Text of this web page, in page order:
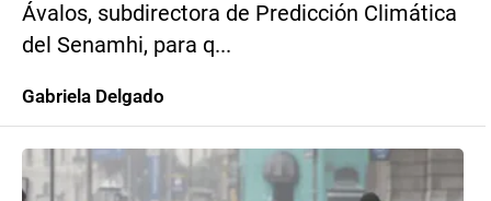
Ávalos, subdirectora de Predicción Climática
del Senamhi, para q...
Gabriela Delgado